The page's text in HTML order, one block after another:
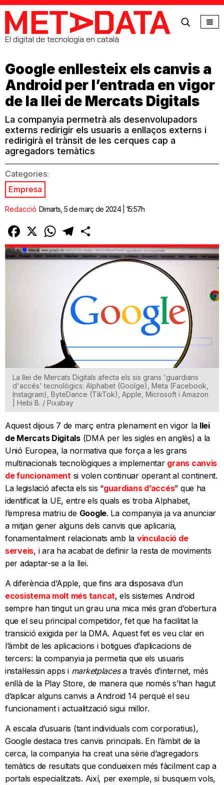
MetaData
El digital de tecnologia en català
Google enllesteix els canvis a
Android per l’entrada en vigor
de la llei de Mercats Digitals
La companyia permetrà als desenvolupadors
externs redirigir els usuaris a enllaços externs i
redirigirà el trànsit de les cerques cap a
agregadors temàtics
Categories:
Empresa
Redacció Dimarts, 5 de març de 2024 | 15:57h
Facebook
X WhatsAppTelegram
La llei de Mercats Digitals afecta els sis grans 'guardians
d'accés' tecnològics: Alphabet (Goolge), Meta (Facebook,
Instagram), ByteDance (TikTok), Apple, Microsoft i Amazon
| Hebi B. / Pixabay
Aquest dijous 7 de març entra plenament en vigor la llei
de Mercats Digitals(DMA per les sigles en anglès) a la
Unió Europea, la normativa que força a les grans
multinacionals tecnològiques a implementar grans canvis
de funcionament si volen continuar operant al continent.
La legislació afecta els sis “guardians d’accés” que ha
identificat la UE, entre els quals es troba Alphabet,
l’empresa matriu de Google. La companyia ja va anunciar
a mitjan gener alguns dels canvis que aplicaria,
fonamentalment relacionats amb la vinculació de
serveis, i ara ha acabat de definir la resta de moviments
per adaptar-se a la llei.
A diferència d’Apple, que fins ara disposava d’un
ecosistema molt més tancat, els sistemes Android
sempre han tingut un grau una mica més gran d’obertura
que el seu principal competidor, fet que ha facilitat la
transició exigida per la DMA. Aquest fet es veu clar en
l’àmbit de les aplicacions i botigues d’aplicacions de
tercers: la companyia ja permetia que els usuaris
instal·lessin apps i marketplacesa través d’internet, més
enllà de la Play Store, de manera que només s’han hagut
d’aplicar alguns canvis a Android 14 perquè el seu
funcionament i actualització sigui millor.
A escala d’usuaris (tant individuals com corporatius),
Google destaca tres canvis principals. En l’àmbit de la
cerca, la companyia ha creat una sèrie d’agregadors
temàtics de resultats que condueixen més fàcilment cap a
portals especialitzats. Així, per exemple, si busquem vols,